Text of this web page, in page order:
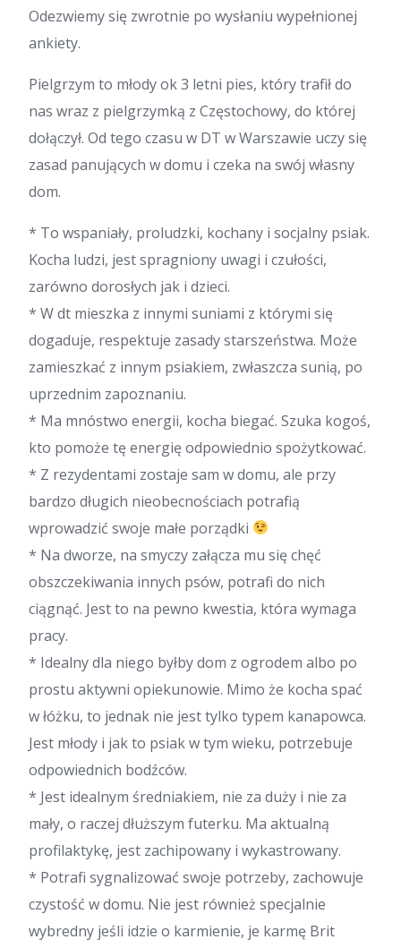
Odezwiemy się zwrotnie po wysłaniu wypełnionej
ankiety.
Pielgrzym to młody ok 3 letni pies, który trafił do
nas wraz z pielgrzymką z Częstochowy, do której
dołączył. Od tego czasu w DT w Warszawie uczy się
zasad panujących w domu i czeka na swój własny
dom.
* To wspaniały, proludzki, kochany i socjalny psiak.
Kocha ludzi, jest spragniony uwagi i czułości,
zarówno dorosłych jak i dzieci.
* W dt mieszka z innymi suniami z którymi się
dogaduje, respektuje zasady starszeństwa. Może
zamieszkać z innym psiakiem, zwłaszcza sunią, po
uprzednim zapoznaniu.
* Ma mnóstwo energii, kocha biegać. Szuka kogoś,
kto pomoże tę energię odpowiednio spożytkować.
* Z rezydentami zostaje sam w domu, ale przy
bardzo długich nieobecnościach potrafią
wprowadzić swoje małe porządki
* Na dworze, na smyczy załącza mu się chęć
obszczekiwania innych psów, potrafi do nich
ciągnąć. Jest to na pewno kwestia, która wymaga
pracy.
* Idealny dla niego byłby dom z ogrodem albo po
prostu aktywni opiekunowie. Mimo że kocha spać
w łóżku, to jednak nie jest tylko typem kanapowca.
Jest młody i jak to psiak w tym wieku, potrzebuje
odpowiednich bodźców.
* Jest idealnym średniakiem, nie za duży i nie za
mały, o raczej dłuższym futerku. Ma aktualną
profilaktykę, jest zachipowany i wykastrowany.
* Potrafi sygnalizować swoje potrzeby, zachowuje
czystość w domu. Nie jest również specjalnie
wybredny jeśli idzie o karmienie, je karmę Brit